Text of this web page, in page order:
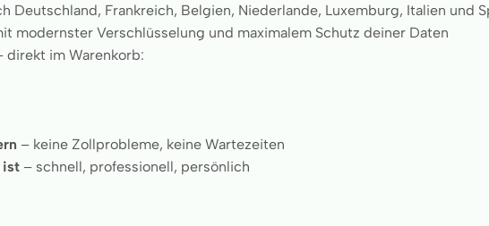
Deutschland, Frankreich, Belgien, Niederlande, Luxemburg, Italien und
modernster Verschlüsselung und maximalem Schutz deiner Daten
direkt im Warenkorb:
– keine Zollprobleme, keine Wartezeiten
ist – schnell, professionell, persönlich